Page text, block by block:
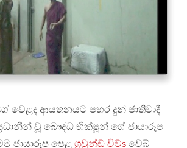
වෙළද ආයතනයට පහර දුන් ජාතිවාදී
වූ බෞද්ධ භික්ෂූන් ගේ ජායාරූප
ජායාරූප පෙළ ග්‍රවුන්ඩ් විව්s වෙබ්